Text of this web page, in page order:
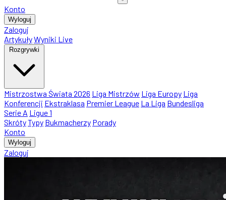
Konto
Wyloguj
Zaloguj
ArtykułyWyniki Live
Rozgrywki
Mistrzostwa Świata 2026 Liga Mistrzów Liga Europy Liga
Konferencji Ekstraklasa Premier League La Liga Bundesliga
Serie A Ligue 1
SkrótyTypy Bukmacherzy Porady
Konto
Wyloguj
Zaloguj